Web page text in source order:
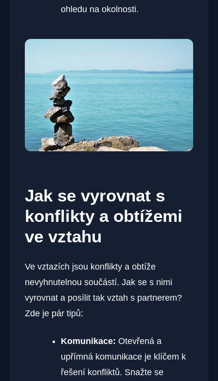
ohledu na okolnosti.
Jak se vyrovnat s
konflikty a obtížemi
ve vztahu
Ve vztazích jsou konflikty a obtíže
nevyhnutelnou součástí. Jak se s nimi
vyrovnat a posílit tak vztah s partnerem?
Zde je pár tipů:
Komunikace: Otevřená a
upřímná komunikace je klíčem k
řešení konfliktů. Snažte se